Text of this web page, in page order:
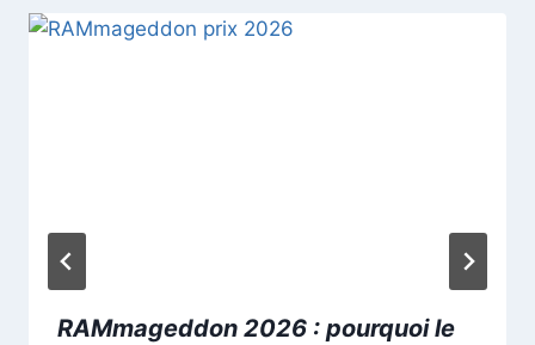
RAMmageddon 2026 : pourquoi le